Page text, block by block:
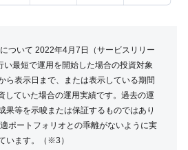
ついて 2022年4月7日（サービスリリー
い最短で運用を開始した場合の投資対象
ら表示日まで、または表示している期間
していた場合の運用実績です。過去の運
果等を示唆または保証するものではあり
ポートフォリオとの乖離がないように実
います。（※3）